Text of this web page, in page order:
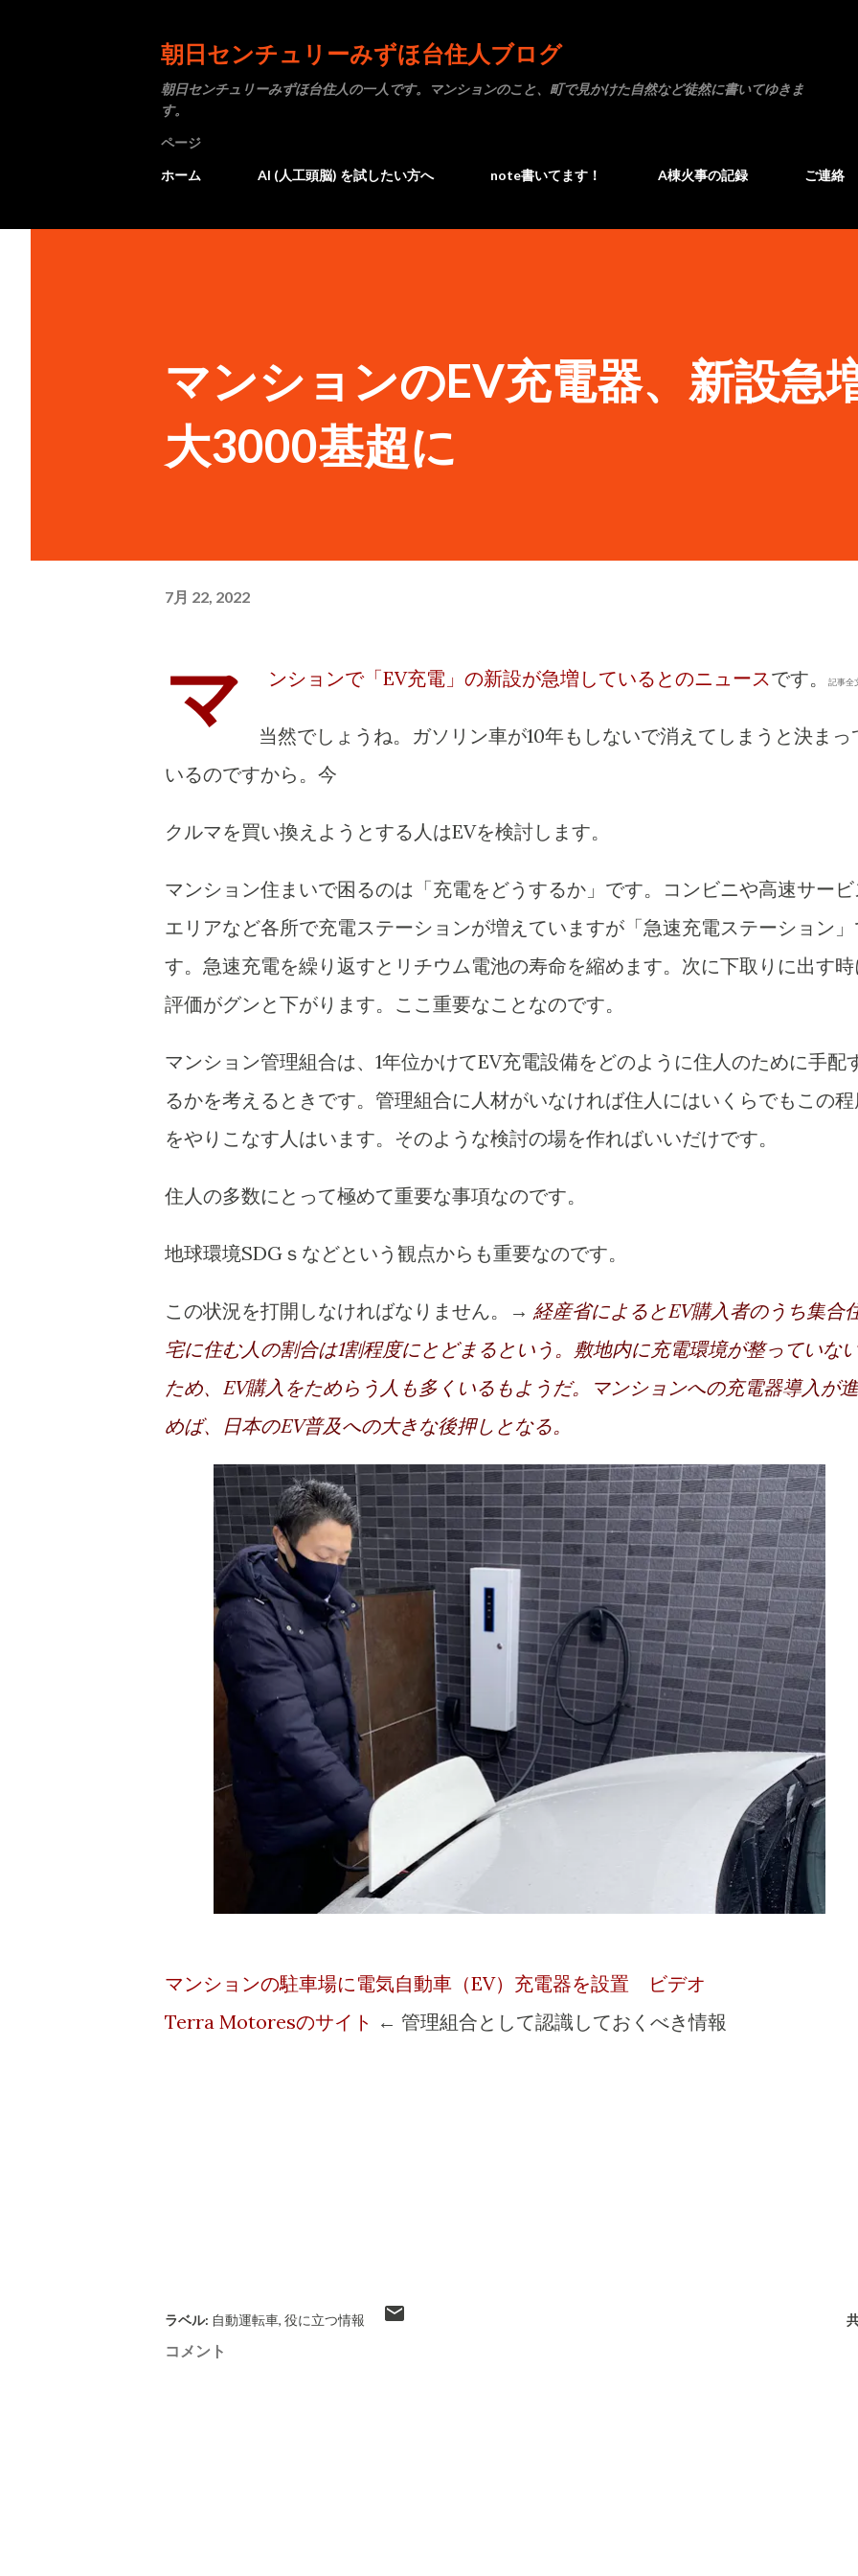
朝日センチュリーみずほ台住人ブログ
朝日センチュリーみずほ台住人の一人です。マンションのこと、町で見かけた自然など徒然に書いてゆきま
す。
ページ
ホーム
AI (人工頭脳) を試したい方へ note書いてます！ A棟火事の記録 ご連絡
マンションのEV充電器、新設
大3000基超に
7月 22, 2022
マ ンションで「EV充電」の新設が急増しているとのニュースです。 記事全
当然でしょうね。ガソリン車が10年もしないで消えてしまうと決まっ
いるのですから。今
クルマを買い換えようとする人はEVを検討します。
マンション住まいで困るのは「充電をどうするか」です。コンビニや高速サー
エリアなど各所で充電ステーションが増えていますが「急速充電ステーション
す。急速充電を繰り返すとリチウム電池の寿命を縮めます。次に下取りに出す
評価がグンと下がります。ここ重要なことなのです。
マンション管理組合は、1年位かけてEV充電設備をどのように住人のために手配
るかを考えるときです。管理組合に人材がいなければ住人にはいくらでもこの
をやりこなす人はいます。そのような検討の場を作ればいいだけです。
住人の多数にとって極めて重要な事項なのです。
地球環境SDGｓなどという観点からも重要なのです。
この状況を打開しなければなりません。→ 経産省によるとEV購入者のうち集合
宅に住む人の割合は1割程度にとどまるという。敷地内に充電環境が整っていな
ため、EV購入をためらう人も多くいるもようだ。マンションへの充電器導入が進
めば、日本のEV普及への大きな後押しとなる。
マンションの駐車場に電気自動車（EV）充電器を設置
ビデオ
Terra Motoresのサイト ← 管理組合として認識しておくべき情報
ラベル: 自動運転車 役に立つ情報
コメント